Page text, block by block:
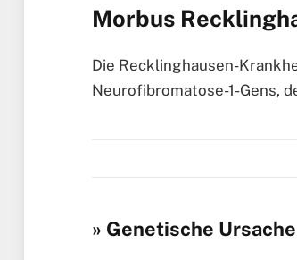
Morbus
Die Recklinghausen-
Neurofibromatose-1-Gens,
» Genetische